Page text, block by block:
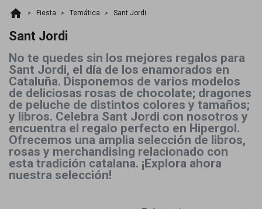
home Fiesta Temática Sant Jordi
Sant Jordi
No te quedes sin los mejores regalos para
Sant Jordi, el día de los enamorados en
Cataluña. Disponemos de varios modelos
de deliciosas rosas de chocolate; dragones
de peluche de distintos colores y tamaños;
y libros. Celebra Sant Jordi con nosotros y
encuentra el regalo perfecto en Hipergol.
Ofrecemos una amplia selección de libros,
rosas y merchandising relacionado con
esta tradición catalana. ¡Explora ahora
nuestra selección!